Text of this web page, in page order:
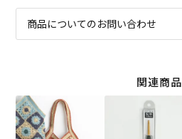
商品についてのお問い合わせ
関連商品